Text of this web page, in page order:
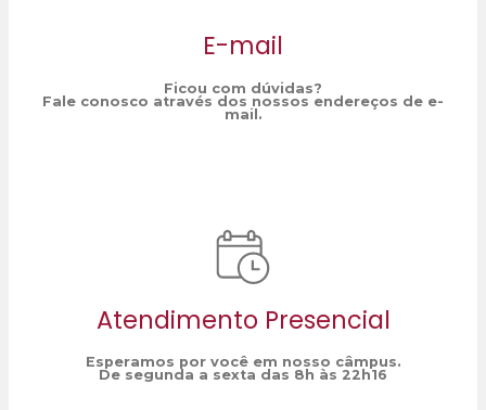
E-mail
Ficou com dúvidas?
Fale conosco através dos nossos endereços de e-
mail.
Atendimento Presencial
Esperamos por você em nosso câmpus.
De segunda a sexta das 8h às 22h16